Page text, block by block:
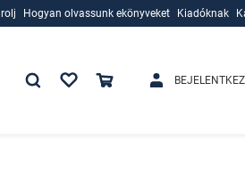
Hogyan olvassunk ekönyveket
Kiadóknak